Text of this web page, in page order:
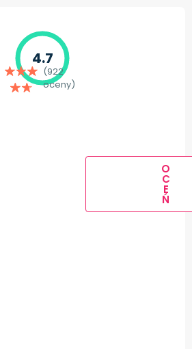
4.7
(922
oceny)
O
C
E
Ń